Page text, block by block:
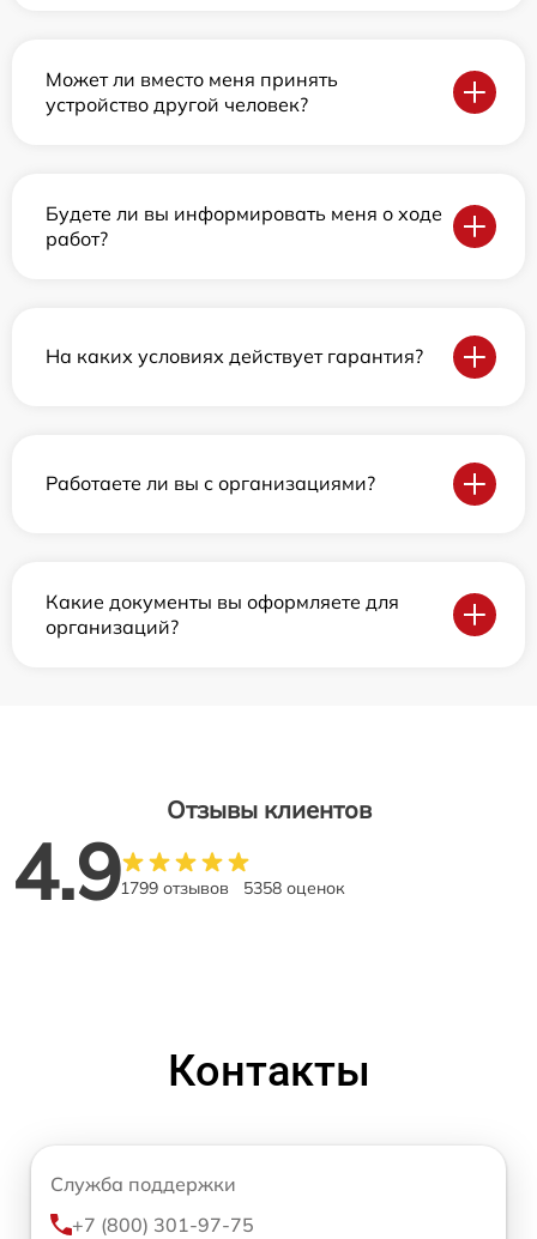
Может ли вместо меня принять
устройство другой человек?
Будете ли вы информировать меня о ходе
работ?
На каких условиях действует гарантия?
Работаете ли вы с организациями?
Какие документы вы оформляете для
организаций?
Отзывы клиентов
4.91799 отзывов 5358 оценок
Контакты
Служба поддержки
+7 (800) 301-97-75